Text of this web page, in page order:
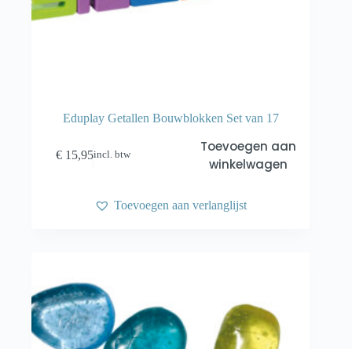
Eduplay Getallen Bouwblokken Set van 17
€ 15,95incl. btw
Toevoegen aan
winkelwagen
Toevoegen aan verlanglijst